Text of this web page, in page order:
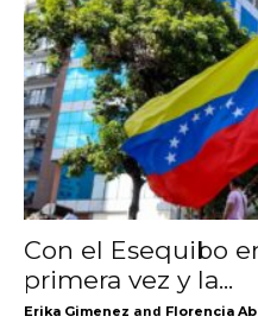
Con el Esequibo
primera vez y la...
Erika Gimenez and Florencia